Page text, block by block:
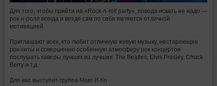
Для того, чтобы прийти на «Rock-n-roll party», повода искать не надо —
рок-н-ролл всегда и везде сам по себе является отличной
мотивацией.
Приглашают всех, кто любит отличную живую музыку, нестареющие
рок-хиты и совершенно особенную атмосферу рок концертов
послушать каверы лучших из лучших: The Beatles, Elvis Presley, Chuck
Berry и т.д.
Для вас выступит группа Макс И Ко